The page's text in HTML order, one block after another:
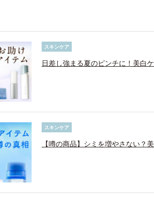
スキンケア
日差し強まる夏のピンチに！美白
スキンケア
【噂の商品】シミを増やさない？